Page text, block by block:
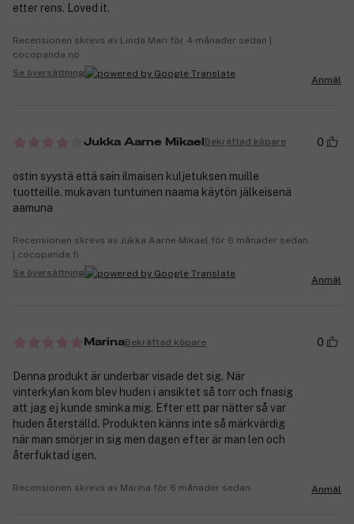
etter rens. Loved it.
Recensionen skrevs av Linda Mari för 4 månader sedan |
cocopanda.no
Se översättning
Anmäl
Jukka Aarne Mikael Bekräftad köpare 0
ostin syystä että sain ilmaisen kuljetuksen muille
tuotteille. mukavan tuntuinen naama käytön jälkeisenä
aamuna
Recensionen skrevs av Jukka Aarne Mikael för 6 månader sedan
| cocopanda.fi
Se översättning
Anmäl
MarinaBekräftad köpare 0
Denna produkt är underbar visade det sig. När
vinterkylan kom blev huden i ansiktet så torr och fnasig
att jag ej kunde sminka mig. Efter ett par nätter så var
huden återställd. Produkten känns inte så märkvärdig
när man smörjer in sig men dagen efter är man len och
återfuktad igen.
Recensionen skrevs av Marina för 6 månader sedan Anmäl